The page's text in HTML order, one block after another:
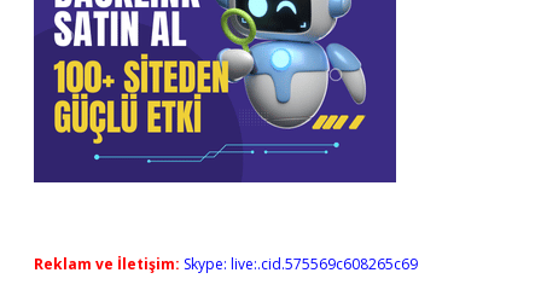
Reklam ve İletişim: Skype: live:.cid.575569c608265c69